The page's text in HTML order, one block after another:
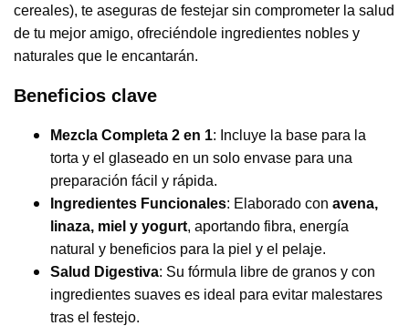
cereales), te aseguras de festejar sin comprometer la salud
de tu mejor amigo, ofreciéndole ingredientes nobles y
naturales que le encantarán.
Beneficios clave
Mezcla Completa 2 en 1: Incluye la base para la
torta y el glaseado en un solo envase para una
preparación fácil y rápida.
Ingredientes Funcionales: Elaborado con avena,
linaza, miel y yogurt, aportando fibra, energía
natural y beneficios para la piel y el pelaje.
Salud Digestiva: Su fórmula libre de granos y con
ingredientes suaves es ideal para evitar malestares
tras el festejo.